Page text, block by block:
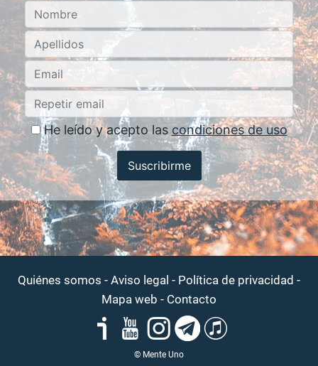
He leído y acepto las condiciones de uso
Suscribirme
Quiénes somos - Aviso legal - Política de privacidad -
Mapa web - Contacto
© Mente Uno